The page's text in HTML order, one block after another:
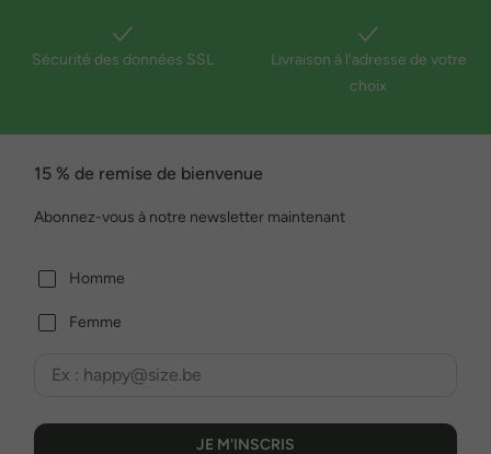
Sécurité des données SSL
Livraison à l'adresse de votre
choix
15 % de remise de bienvenue
Abonnez-vous à notre newsletter maintenant
Homme
Femme
JE M'INSCRIS